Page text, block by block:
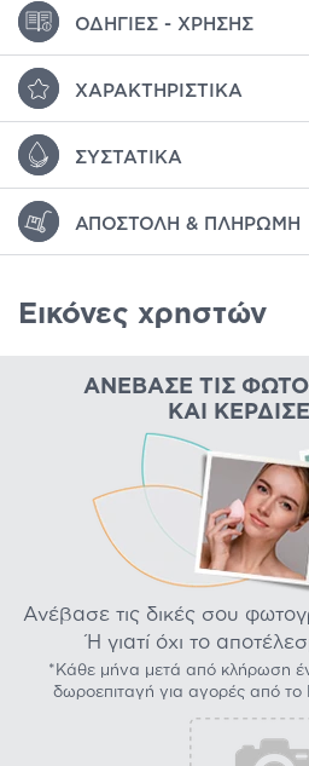
ΟΔΗΓΊΕΣ - ΧΡΉΣΗΣ
ΧΑΡΑΚΤΗΡΙΣΤΙΚΆ
ΣΥΣΤΑΤΙΚΆ
ΑΠΟΣΤΟΛΉ & ΠΛΗΡΩΜΉ
Εικόνες χρηστών
ΑΝΈΒΑΣΕ ΤΙΣ
ΚΑΙ
Ανέβασε τις δικές σου
Ή γιατί όχι το
*Κάθε μήνα μετά από κλήρωση
δωροεπιταγή για αγορές από